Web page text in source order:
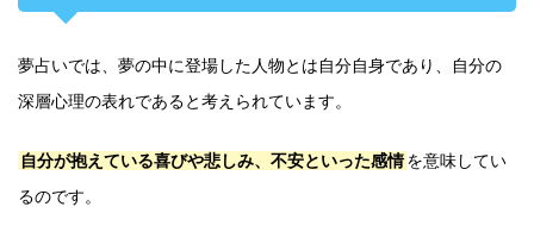
夢占いでは、夢の中に登場した人物とは自分自身であり、自分の
深層心理の表れであると考えられています。
自分が抱えている喜びや悲しみ、不安といった感情を意味してい
るのです。